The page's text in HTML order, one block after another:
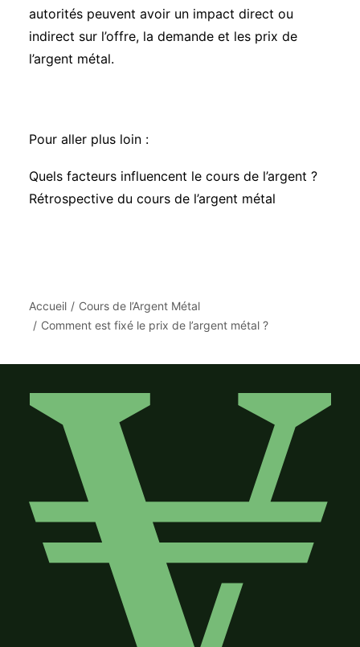
autorités peuvent avoir un impact direct ou
indirect sur l’offre, la demande et les prix de
l’argent métal.
Pour aller plus loin :
Quels facteurs influencent le cours de l’argent ?
Rétrospective du cours de l’argent métal
Accueil
Cours de l’Argent Métal
Comment est fixé le prix de l’argent métal ?